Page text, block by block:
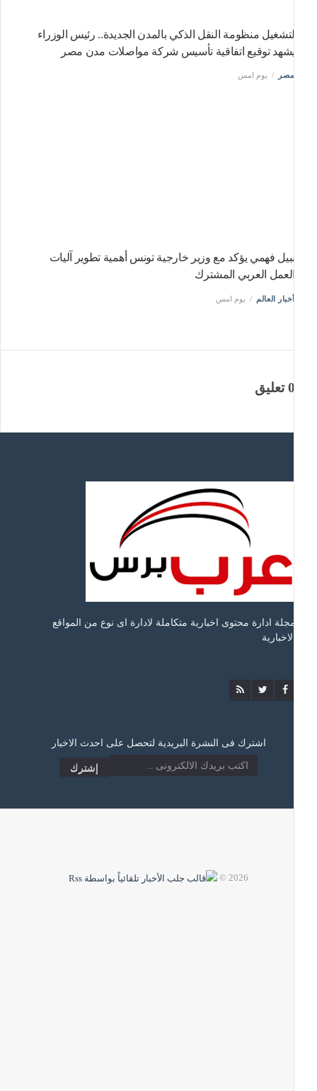
منظومة النقل الذكي بالمدن الجديدة.. رئيس الوزراء
توقيع اتفاقية تأسيس شركة مواصلات مدن مصر
يوم امس
فهمي يؤكد مع وزير خارجية تونس أهمية تطوير آليات
العربي المشترك
العالم يوم امس
ادارة محتوى اخبارية متكاملة لادارة اى نوع من المواقع
اشترك فى النشرة البريدية لتحصل على احدث الاخبار